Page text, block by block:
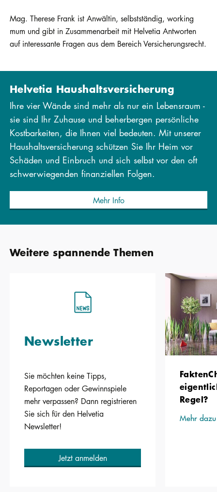
Mag. Therese Frank ist Anwältin, selbstständig, working
mum und gibt in Zusammenarbeit mit Helvetia Antworten
auf interessante Fragen aus dem Bereich Versicherungsrecht.
Helvetia Haushaltsversicherung
Ihre vier Wände sind mehr als nur ein Lebensraum -
sie sind Ihr Zuhause und beherbergen persönliche
Kostbarkeiten, die Ihnen viel bedeuten. Mit unserer
Haushaltsversicherung schützen Sie Ihr Heim vor
Schäden und Einbruch und sich selbst vor den oft
schwerwiegenden finanziellen Folgen.
Mehr Info
Weitere spannende Themen
Newsletter
Sie möchten keine Tipps,
Reportagen oder Gewinnspiele
mehr verpassen? Dann registrieren
Sie sich für den Helvetia
Newsletter!
Jetzt anmelden
Regel?
Mehr